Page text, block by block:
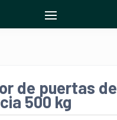
de puertas de
500 kg